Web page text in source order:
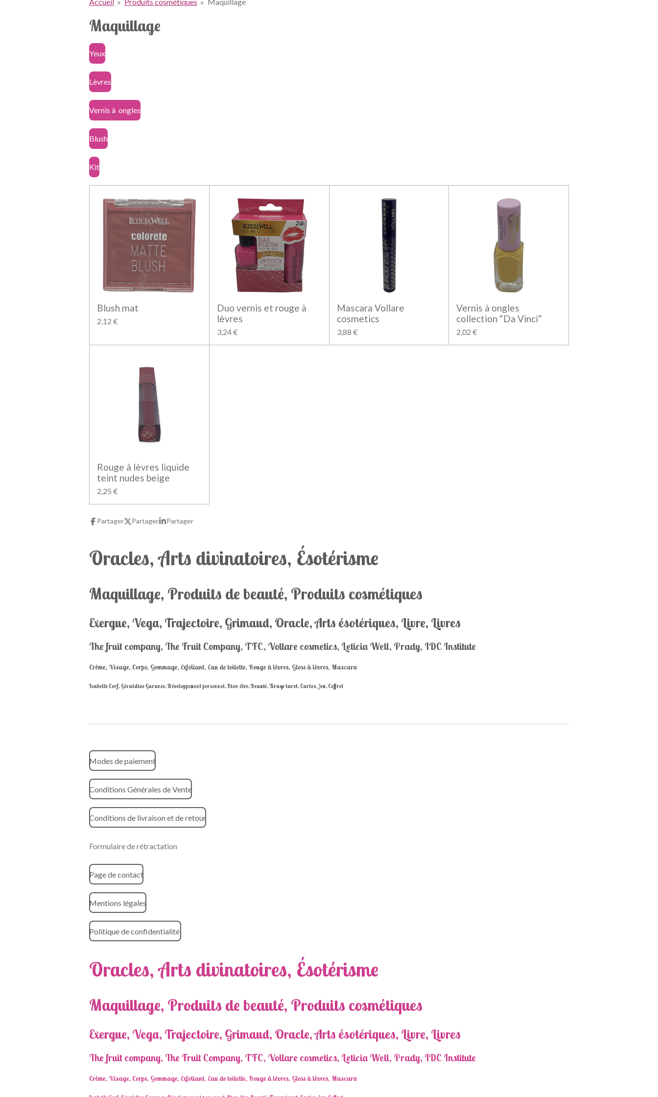
Maquillage
Yeux
Lèvres
Vernis à ongles
Blush
Kit
Blush mat
2,12 €
Duo vernis et rouge à
lèvres
3,24 €
Mascara Vollare
cosmetics
3,88 €
Vernis à ongles
collection “Da Vinci”
2,02 €
Rouge à lèvres liquide
teint nudes beige
2,25 €
Partager Partager Partager
Oracles, Arts divinatoires, Ésotérisme
Maquillage, Produits de beauté, Produits cosmétiques
Exergue, Vega, Trajectoire, Grimaud, Oracle, Arts ésotériques, Livre, Livres
The fruit company, The Fruit Company, TFC, Vollare cosmetics, Leticia Well, Prady, IDC Institute
Crème, Visage, Corps, Gommage, Exfoliant, Eau de toilette, Rouge à lèvres, Gloss à lèvres, Mascara
Isabelle Cerf, Géraldine Garance, Développement personnel, Bien-être, Beauté, Tirage tarot, Cartes, Jeu, Coffret
Modes de paiement
Conditions Générales de Vente
Conditions de livraison et de retour
Formulaire de rétractation
Page de contact
Mentions légales
Politique de confidentialité
Oracles, Arts divinatoires, Ésotérisme
Maquillage, Produits de beauté, Produits cosmétiques
Exergue, Vega, Trajectoire, Grimaud, Oracle, Arts ésotériques, Livre, Livres
The fruit company, The Fruit Company, TFC, Vollare cosmetics, Leticia Well, Prady, IDC Institute
Crème, Visage, Corps, Gommage, Exfoliant, Eau de toilette, Rouge à lèvres, Gloss à lèvres, Mascara